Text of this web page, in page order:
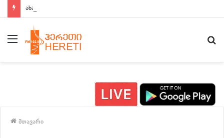
ახალი ამბები 15:00 საათზე
მენიუ
მთავარი